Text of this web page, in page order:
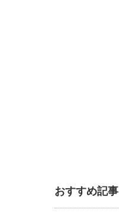
おすすめ記事